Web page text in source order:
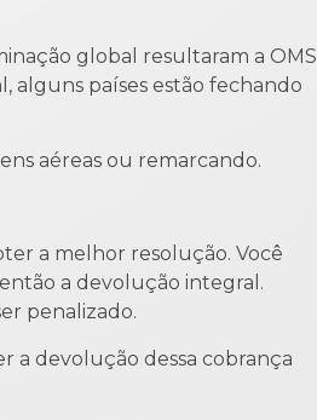
global resultaram a OMS
alguns países estão fechando
aéreas ou remarcando.
a melhor resolução. Você
a devolução integral.
penalizado.
a devolução dessa cobrança